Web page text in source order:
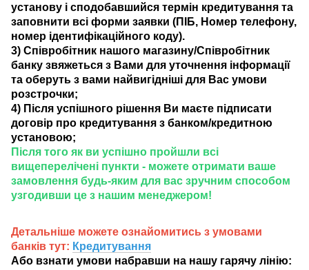
установу і сподобавшийся термін кредитування та
заповнити всі форми заявки (ПІБ, Номер телефону,
номер ідентифікаційного коду).
3) Співробітник нашого магазину/Співробітник
банку звяжеться з Вами для уточнення інформації
та оберуть з вами найвигідніші для Вас умови
розстрочки;
4) Після успішного рішення Ви маєте підписати
договір про кредитування з банком/кредитною
установою;
Після того як ви успішно пройшли всі
вищеперелічені пункти - можете отримати ваше
замовлення будь-яким для вас зручним способом
узгодивши це з нашим менеджером!
Детальніше можете ознайомитись з умовами
банків тут: Кредитування
Або взнати умови набравши на нашу гарячу лінію: